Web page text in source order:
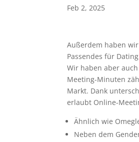
Feb 2, 2025
Außerdem haben
Passendes für
Wir haben aber
Meeting-Minuten
Markt. Dank
erlaubt Online-
Ähnlich wie
Neben dem